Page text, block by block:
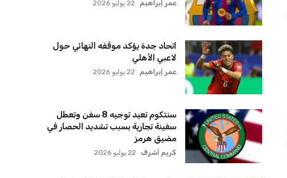
عمر إبراهيم 22 يوليو 2026
اتحاد جدة يؤكد موقفه النهائي حول
لاعبي الأهلي
عمر إبراهيم 22 يوليو 2026
سنتكوم تعيد توجيه 8 سفن وتعطل
سفينة تجارية بسبب تشديد الحصار في
مضيق هرمز
كريم أشرف 22 يوليو 2026